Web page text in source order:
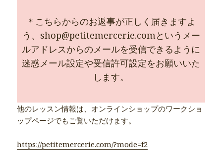
＊こちらからのお返事が正しく届きますよ
う、shop@petitemercerie.comというメー
ルアドレスからのメールを受信できるように
迷惑メール設定や受信許可設定をお願いいた
します。
他のレッスン情報は、オンラインショップのワークショ
ップページでもご覧いただけます。
https://petitemercerie.com/?mode=f2